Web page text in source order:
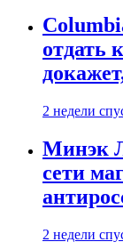
отдать
2 недели
Минэк
сети
2 недели